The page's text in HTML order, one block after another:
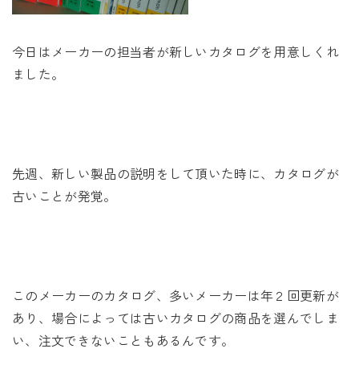
今日はメーカーの担当者が新しいカタログを用意しくれ
ました。
先週、新しい製品の説明をして頂いた時に、カタログが
古いことが発覚。
このメーカーのカタログ、多いメーカーは年２回更新が
あり、場合によっては古いカタログの商品を選んでしま
い、注文できないこともあるんです。